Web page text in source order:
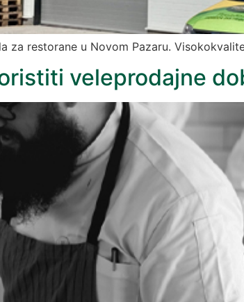
restorane u Novom Pazaru.
veleprodajne